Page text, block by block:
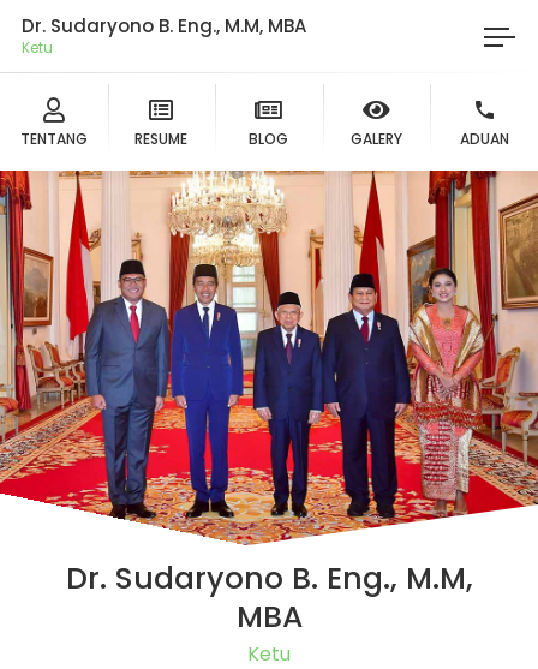
Dr. Sudaryono B. Eng., M.M, MBA
Ketua DP
TENTANG RESUME BLOG GALERY ADUAN
Dr. Sudaryono B. Eng., M.M,
MBA
Ketua DPD